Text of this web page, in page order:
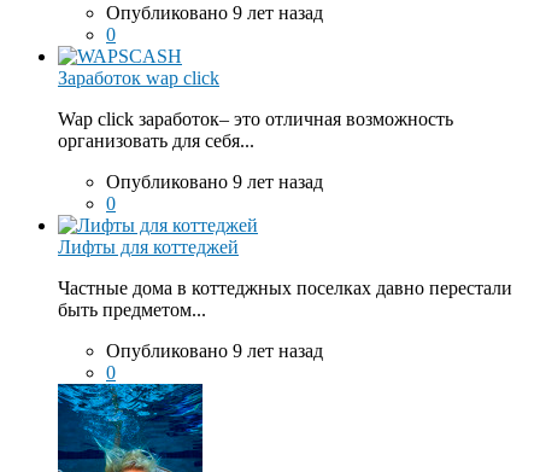
Опубликовано 9 лет назад
0
Заработок wap click
Wap click заработок– это отличная возможность
организовать для себя...
Опубликовано 9 лет назад
0
Лифты для коттеджей
Частные дома в коттеджных поселках давно перестали
быть предметом...
Опубликовано 9 лет назад
0